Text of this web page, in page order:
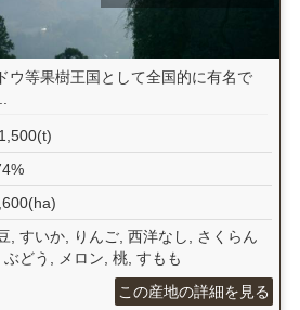
ウ等果樹王国として全国的に有名で
, すいか, りんご, 西洋なし, さくらん
ぶどう, メロン, 桃, すもも
この産地の詳細を見る